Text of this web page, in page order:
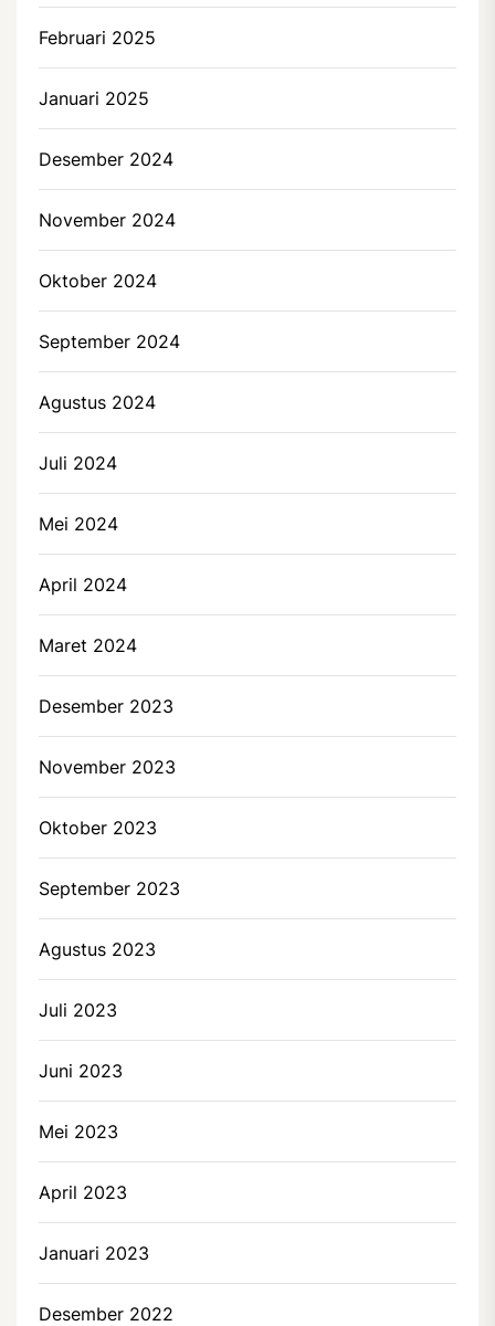
Februari 2025
Januari 2025
Desember 2024
November 2024
Oktober 2024
September 2024
Agustus 2024
Juli 2024
Mei 2024
April 2024
Maret 2024
Desember 2023
November 2023
Oktober 2023
September 2023
Agustus 2023
Juli 2023
Juni 2023
Mei 2023
April 2023
Januari 2023
Desember 2022